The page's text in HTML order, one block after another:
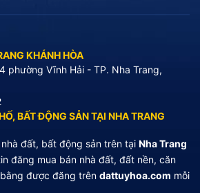
KHÁNH HÒA
phường Vĩnh Hải - TP. Nha Trang,
BẤT ĐỘNG SẢN TẠI NHA TRANG
đất, bất động sản trên tại Nha Trang
đăng mua bán nhà đất, đất nền, căn
được đăng trên dattuyhoa.com mỗi